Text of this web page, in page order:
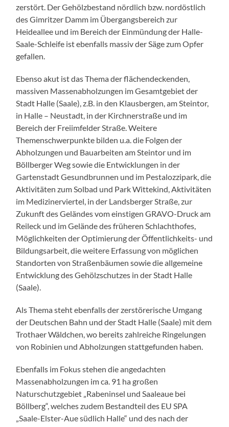
zerstört. Der Gehölzbestand nördlich bzw. nordöstlich
des Gimritzer Damm im Übergangsbereich zur
Heideallee und im Bereich der Einmündung der Halle-
Saale-Schleife ist ebenfalls massiv der Säge zum Opfer
gefallen.
Ebenso akut ist das Thema der flächendeckenden,
massiven Massenabholzungen im Gesamtgebiet der
Stadt Halle (Saale), z.B. in den Klausbergen, am Steintor,
in Halle – Neustadt, in der Kirchnerstraße und im
Bereich der Freiimfelder Straße. Weitere
Themenschwerpunkte bilden u.a. die Folgen der
Abholzungen und Bauarbeiten am Steintor und im
Böllberger Weg sowie die Entwicklungen in der
Gartenstadt Gesundbrunnen und im Pestalozzipark, die
Aktivitäten zum Solbad und Park Wittekind, Aktivitäten
im Medizinerviertel, in der Landsberger Straße, zur
Zukunft des Geländes vom einstigen GRAVO-Druck am
Reileck und im Gelände des früheren Schlachthofes,
Möglichkeiten der Optimierung der Öffentlichkeits- und
Bildungsarbeit, die weitere Erfassung von möglichen
Standorten von Straßenbäumen sowie die allgemeine
Entwicklung des Gehölzschutzes in der Stadt Halle
(Saale).
Als Thema steht ebenfalls der zerstörerische Umgang
der Deutschen Bahn und der Stadt Halle (Saale) mit dem
Trothaer Wäldchen, wo bereits zahlreiche Ringelungen
von Robinien und Abholzungen stattgefunden haben.
Ebenfalls im Fokus stehen die angedachten
Massenabholzungen im ca. 91 ha großen
Naturschutzgebiet „Rabeninsel und Saaleaue bei
Böllberg“, welches zudem Bestandteil des EU SPA
„Saale-Elster-Aue südlich Halle“ und des nach der